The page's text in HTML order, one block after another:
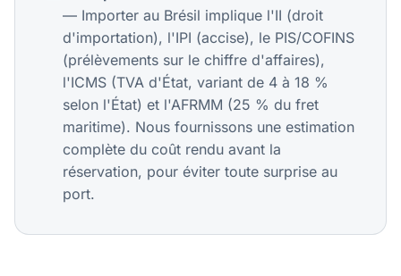
— Importer au Brésil implique l'II (droit
d'importation), l'IPI (accise), le PIS/COFINS
(prélèvements sur le chiffre d'affaires),
l'ICMS (TVA d'État, variant de 4 à 18 %
selon l'État) et l'AFRMM (25 % du fret
maritime). Nous fournissons une estimation
complète du coût rendu avant la
réservation, pour éviter toute surprise au
port.